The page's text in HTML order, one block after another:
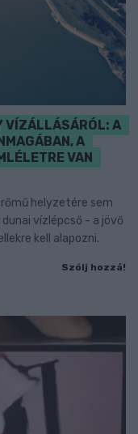
VÍZÁLLÁSÁRÓL: A
A
VAN
helyzetére sem
vízlépcső - a jövő
kell alapozni.
Szólj hozzá!